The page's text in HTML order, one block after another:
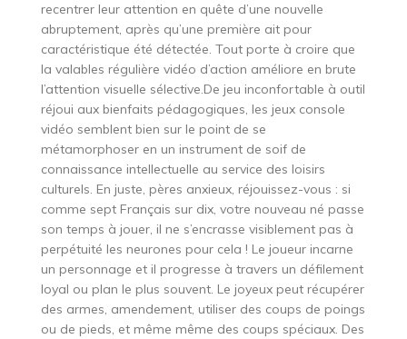
recentrer leur attention en quête d’une nouvelle
abruptement, après qu’une première ait pour
caractéristique été détectée. Tout porte à croire que
la valables régulière vidéo d’action améliore en brute
l’attention visuelle sélective.De jeu inconfortable à outil
réjoui aux bienfaits pédagogiques, les jeux console
vidéo semblent bien sur le point de se
métamorphoser en un instrument de soif de
connaissance intellectuelle au service des loisirs
culturels. En juste, pères anxieux, réjouissez-vous : si
comme sept Français sur dix, votre nouveau né passe
son temps à jouer, il ne s’encrasse visiblement pas à
perpétuité les neurones pour cela ! Le joueur incarne
un personnage et il progresse à travers un défilement
loyal ou plan le plus souvent. Le joyeux peut récupérer
des armes, amendement, utiliser des coups de poings
ou de pieds, et même même des coups spéciaux. Des